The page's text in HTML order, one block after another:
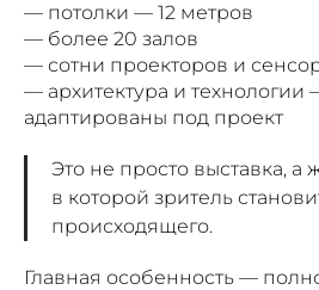
— потолки — 12 метров
— более 20 залов
— сотни проекторов и
— архитектура и технологии
адаптированы под проект
Это не просто выставка, а
в которой зритель
происходящего.
Главная особенность —